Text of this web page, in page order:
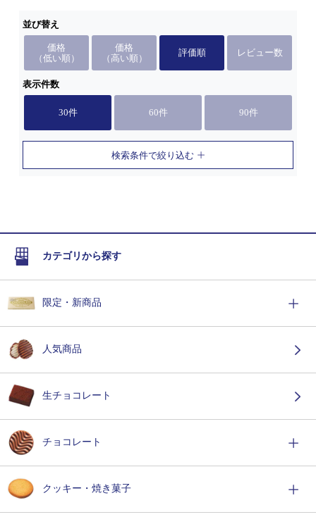
並び替え
価格
（低い順）
価格
（高い順）
評価順 レビュー数
表示件数
30件 60件 90件
検索条件で絞り込む
カテゴリから探す
限定・新商品
人気商品
生チョコレート
チョコレート
クッキー・焼き菓子